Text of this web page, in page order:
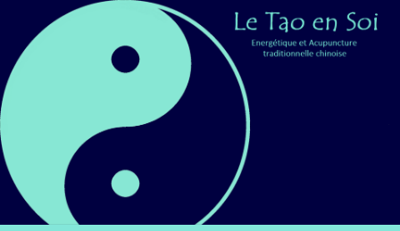
a
u
c
o